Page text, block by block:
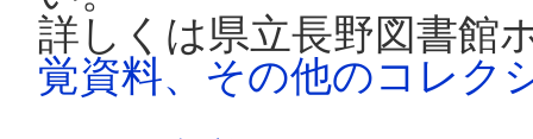
詳しくは県立長野図書館
覚資料、その他のコレク